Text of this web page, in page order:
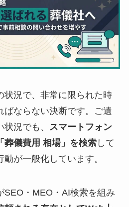
状況で、非常に限られた時
ばならない決断です。ご遺
況でも、 スマートフォン
葬儀費用 相場」を検索して
が一般化しています。
SEO・MEO・AI検索を組み